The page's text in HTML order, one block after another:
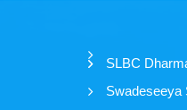
SLBC
Swadeseeya